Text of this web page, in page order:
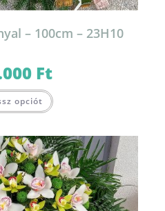
– 100cm – 23H10
Ft
opciót